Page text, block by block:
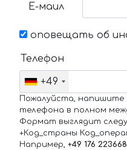
Е-маил
оповещать об
Телефон
+49
Пожалуйста,
телефона в полном
Формат выглядит
+Код_страны
Например, +49 176